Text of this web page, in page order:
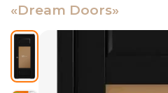
«Dream Doors»